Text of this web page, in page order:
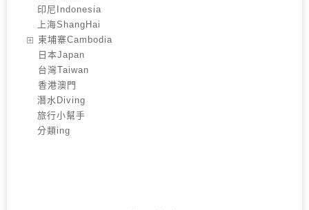
印尼Indonesia
上海ShangHai
️柬埔寨Cambodia
️日本Japan
️台灣Taiwan
️香港澳門
潛水Diving
旅行小幫手
分類ing